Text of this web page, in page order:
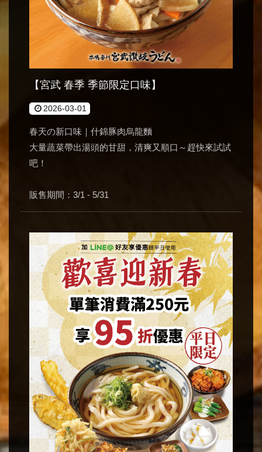
【宮武 春季 季節限定口味】
2026-03-01
春天の新口味｜什錦豚肉烏龍麵
大量蔬菜帶出湯頭的甘甜，清爽又順口～趕快來試試
吧！
販售期間：3/1 - 5/31